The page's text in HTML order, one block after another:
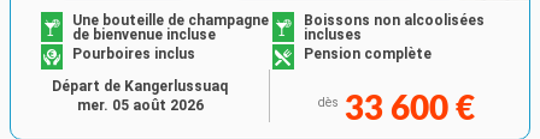
Une bouteille de champagne
de bienvenue incluse
Boissons non alcoolisées
incluses
Pourboires inclus
Pension complète
dès 33 600 €
Départ de Kangerlussuaq
mer. 05 août 2026